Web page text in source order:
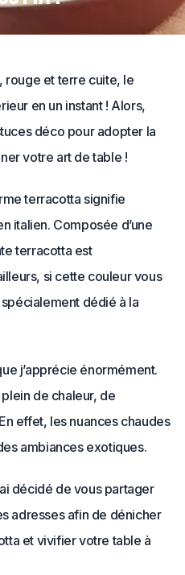
rouge et terre cuite, le
en un instant ! Alors,
déco pour adopter la
votre art de table !
terracotta signifie
italien. Composée d’une
terracotta est
si cette couleur vous
dédié à la
j’apprécie énormément.
de chaleur, de
effet, les nuances chaudes
ambiances exotiques.
décidé de vous partager
adresses afin de dénicher
et vivifier votre table à